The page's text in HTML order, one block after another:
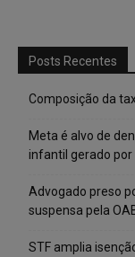
Posts Recentes
Composição da
Meta é alvo de
infantil gerado
Advogado preso
suspensa pela
STF amplia